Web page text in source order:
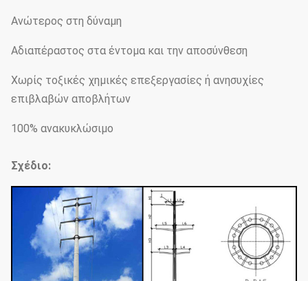
Ανώτερος στη δύναμη
Αδιαπέραστος στα έντομα και την αποσύνθεση
Χωρίς τοξικές χημικές επεξεργασίες ή ανησυχίες
επιβλαβών αποβλήτων
100% ανακυκλώσιμο
Σχέδιο: